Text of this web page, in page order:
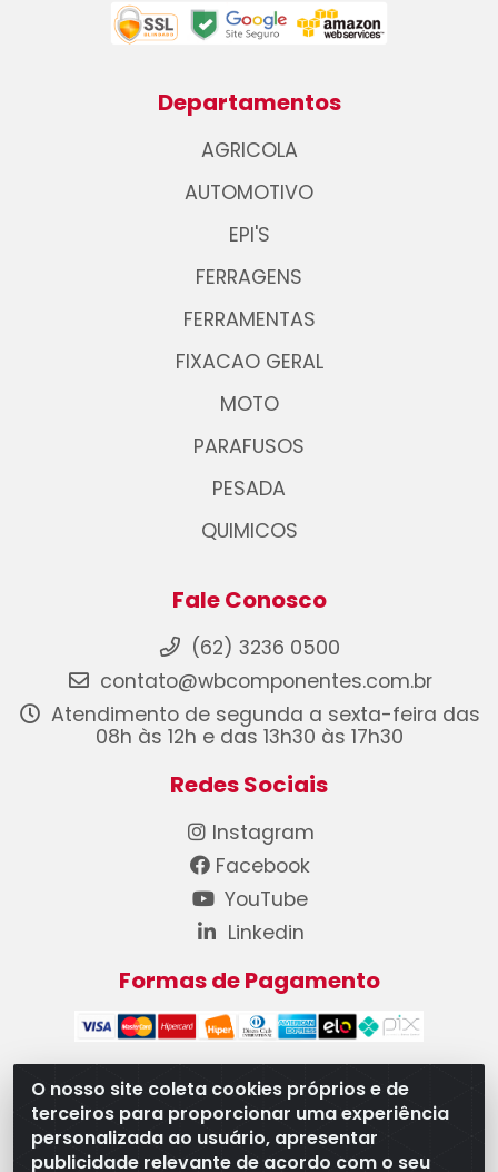
O nosso site coleta cookies próprios e de
terceiros para proporcionar uma experiência
personalizada ao usuário, apresentar
publicidade relevante de acordo com o seu
Departamentos
AGRICOLA
AUTOMOTIVO
EPI'S
FERRAGENS
FERRAMENTAS
FIXACAO GERAL
MOTO
PARAFUSOS
PESADA
QUIMICOS
Fale Conosco
(62) 3236 0500
contato@wbcomponentes.com.br
Atendimento de segunda a sexta-feira das
08h às 12h e das 13h30 às 17h30
Redes Sociais
Instagram
Facebook
YouTube
Linkedin
Formas de Pagamento
WB Componentes Automotivos LTDA - CNPJ
08.528.393/0001-12 - Rua do Níquel, 667 - Parque
Oeste Industrial, Goiânia/GO - CEP 74375-660